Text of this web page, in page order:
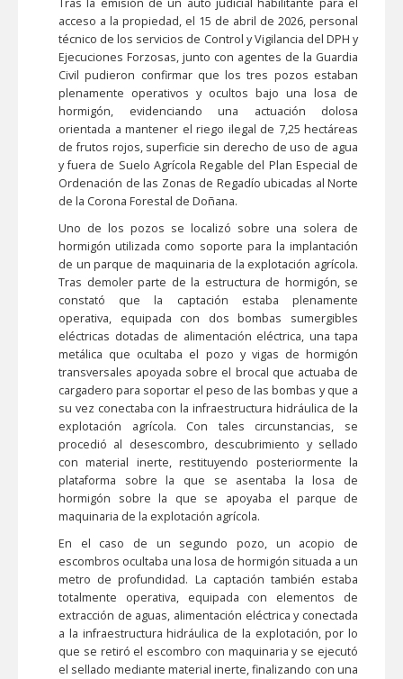
Tras la emisión de un auto judicial habilitante para el
acceso a la propiedad, el 15 de abril de 2026, personal
técnico de los servicios de Control y Vigilancia del DPH y
Ejecuciones Forzosas, junto con agentes de la Guardia
Civil pudieron confirmar que los tres pozos estaban
plenamente operativos y ocultos bajo una losa de
hormigón, evidenciando una actuación dolosa
orientada a mantener el riego ilegal de 7,25 hectáreas
de frutos rojos, superficie sin derecho de uso de agua
y fuera de Suelo Agrícola Regable del Plan Especial de
Ordenación de las Zonas de Regadío ubicadas al Norte
de la Corona Forestal de Doñana.
Uno de los pozos se localizó sobre una solera de
hormigón utilizada como soporte para la implantación
de un parque de maquinaria de la explotación agrícola.
Tras demoler parte de la estructura de hormigón, se
constató que la captación estaba plenamente
operativa, equipada con dos bombas sumergibles
eléctricas dotadas de alimentación eléctrica, una tapa
metálica que ocultaba el pozo y vigas de hormigón
transversales apoyada sobre el brocal que actuaba de
cargadero para soportar el peso de las bombas y que a
su vez conectaba con la infraestructura hidráulica de la
explotación agrícola. Con tales circunstancias, se
procedió al desescombro, descubrimiento y sellado
con material inerte, restituyendo posteriormente la
plataforma sobre la que se asentaba la losa de
hormigón sobre la que se apoyaba el parque de
maquinaria de la explotación agrícola.
En el caso de un segundo pozo, un acopio de
escombros ocultaba una losa de hormigón situada a un
metro de profundidad. La captación también estaba
totalmente operativa, equipada con elementos de
extracción de aguas, alimentación eléctrica y conectada
a la infraestructura hidráulica de la explotación, por lo
que se retiró el escombro con maquinaria y se ejecutó
el sellado mediante material inerte, finalizando con una